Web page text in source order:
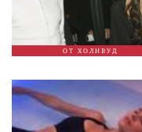
ОТ ХОЛИВУД